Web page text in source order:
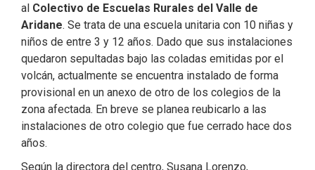
al Colectivo de Escuelas Rurales del Valle de
Aridane. Se trata de una escuela unitaria con 10 niñas y
niños de entre 3 y 12 años. Dado que sus instalaciones
quedaron sepultadas bajo las coladas emitidas por el
volcán, actualmente se encuentra instalado de forma
provisional en un anexo de otro de los colegios de la
zona afectada. En breve se planea reubicarlo a las
instalaciones de otro colegio que fue cerrado hace dos
años.
Según la directora del centro, Susana Lorenzo,